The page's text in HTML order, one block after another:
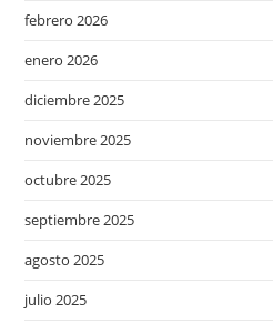
febrero 2026
enero 2026
diciembre 2025
noviembre 2025
octubre 2025
septiembre 2025
agosto 2025
julio 2025